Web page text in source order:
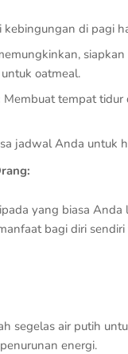
kebingungan di pagi
oatmeal.
Membuat tempat tidur
jadwal Anda untuk
yang biasa
bagi diri
segelas air putih
energi.